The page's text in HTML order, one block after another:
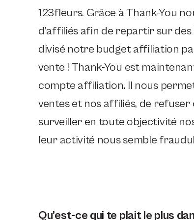
123fleurs. Grâce à Thank-You
d’affiliés afin de repartir sur des
divisé notre budget affiliation
vente ! Thank-You est
compte affiliation. Il nous
ventes et nos affiliés, de refuser
surveiller en toute objectivité
leur activité nous semble
Qu’est-ce qui te plait le plus